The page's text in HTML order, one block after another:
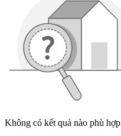
Không có kết quả nào phù hợp